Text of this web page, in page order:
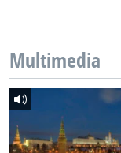
Multimedia